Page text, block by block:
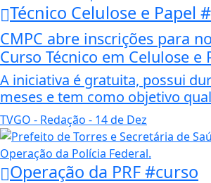
Técnico Celulose e Papel
CMPC abre inscrições para
Curso Técnico em Celulose e
A iniciativa é gratuita, possui
meses e tem como objetivo
TVGO - Redação - 14 de Dez
Operação da PRF #curso